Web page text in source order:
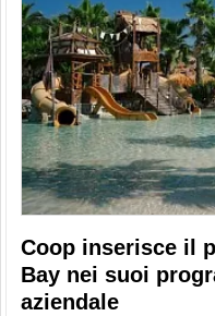
Coop inserisce il
Bay nei suoi
aziendale